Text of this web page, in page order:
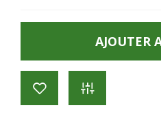
AJOUTER